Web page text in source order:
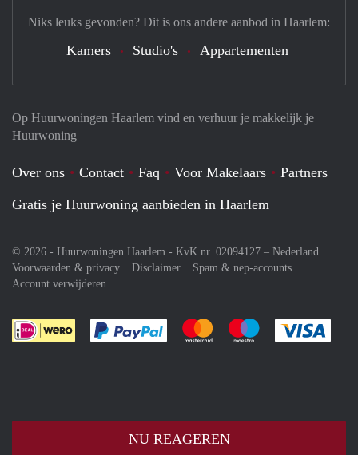
NU REAGEREN
Op Huurwoningen Haarlem vind en verhuur je makkelijk je
Huurwoning
Over ons Contact Faq Voor Makelaars
Partners
Gratis je Huurwoning aanbieden in Haarlem
© 2026 - Huurwoningen Haarlem - KvK nr. 02094127 – Nederland
Voorwaarden & privacy
Disclaimer
Spam & nep-accounts
Account verwijderen
Je rekent gemakkelijk af met Paypal
Je rekent gemakkelijk af met
Je rekent
Niks leuks gevonden? Dit is ons andere aanbod in Haarlem:
Kamers Studio's Appartementen